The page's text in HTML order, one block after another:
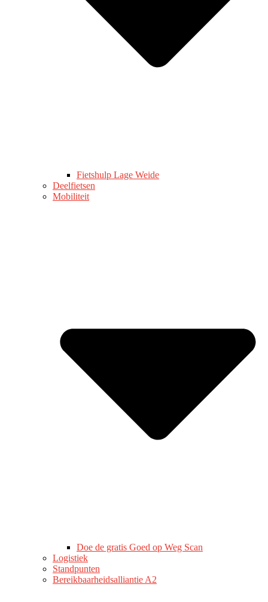
Fietshulp Lage Weide
Deelfietsen
Mobiliteit
Doe de gratis Goed op Weg Scan
Logistiek
Standpunten
Bereikbaarheidsalliantie A2